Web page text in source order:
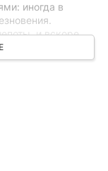
иногда в
и вскоре
не только
В поисках
скрывает
женщиной,
нарастающей
что его выбор
к роковым
тайну, прежде
скрывающихся в